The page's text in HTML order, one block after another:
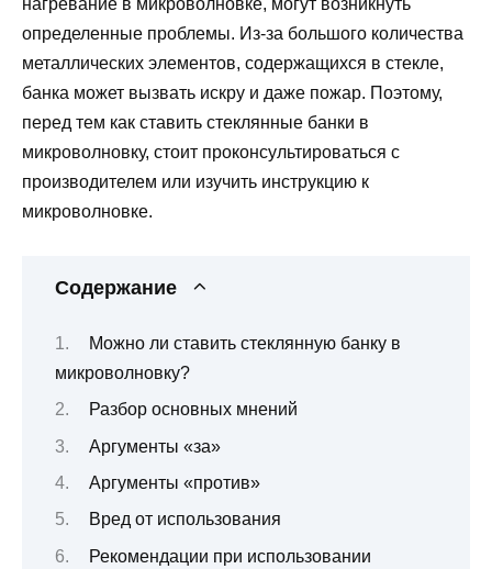
нагревание в микроволновке, могут возникнуть
определенные проблемы. Из-за большого количества
металлических элементов, содержащихся в стекле,
банка может вызвать искру и даже пожар. Поэтому,
перед тем как ставить стеклянные банки в
микроволновку, стоит проконсультироваться с
производителем или изучить инструкцию к
микроволновке.
Содержание
Можно ли ставить стеклянную банку в
микроволновку?
Разбор основных мнений
Аргументы «за»
Аргументы «против»
Вред от использования
Рекомендации при использовании